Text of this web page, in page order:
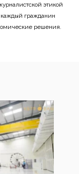
этикой
гражданин
решения.